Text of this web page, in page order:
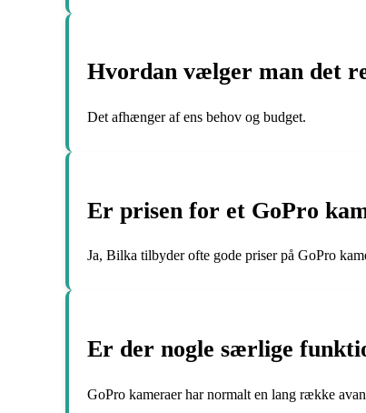
Hvordan vælger man det
Det afhænger af ens behov og budget.
Er prisen for et GoPro
Ja, Bilka tilbyder ofte gode priser på GoPro
Er der nogle særlige
GoPro kameraer har normalt en lang række